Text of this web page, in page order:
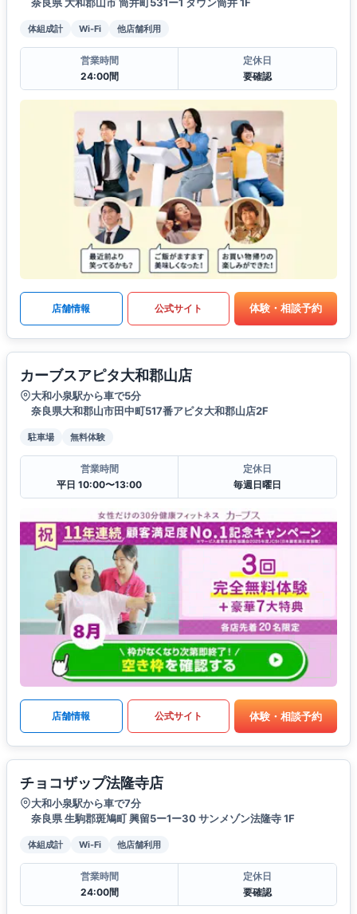
奈良県 大和郡山市 筒井町531ー1 タウン筒井 1F
体組成計 Wi-Fi 他店舗利用
営業時間
24:00間
定休日
要確認
店舗情報 公式サイト 体験・相談予約
カーブスアピタ大和郡山店
大和小泉駅から車で5分
奈良県大和郡山市田中町517番アピタ大和郡山店2F
駐車場 無料体験
営業時間
平日 10:00〜13:00
定休日
毎週日曜日
店舗情報 公式サイト 体験・相談予約
チョコザップ法隆寺店
大和小泉駅から車で7分
奈良県 生駒郡斑鳩町 興留5ー1ー30 サンメゾン法隆寺 1F
体組成計 Wi-Fi 他店舗利用
営業時間
24:00間
定休日
要確認